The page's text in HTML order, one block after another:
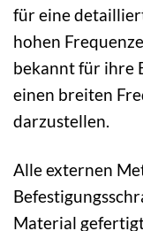
für eine
hohen
bekannt für ihre
einen breiten
darzustellen.
Alle externen
Material